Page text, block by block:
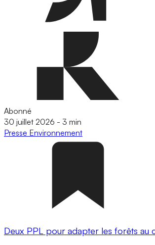
Abonné
30 juillet 2026 - 3 min
Presse Environnement
Deux PPL pour adapter les forêts au